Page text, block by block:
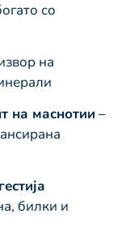
со
на
на маснотии –
билки и